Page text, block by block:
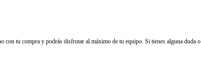
con tu compra y podrás disfrutar al máximo de tu equipo. Si tienes alguna duda o